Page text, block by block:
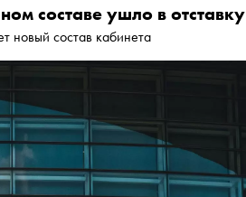
составе ушло в отставку
новый состав кабинета